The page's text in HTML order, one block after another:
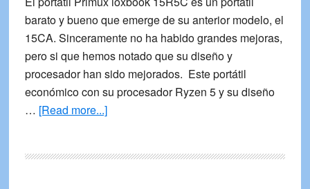
barato y bueno que emerge de su anterior modelo, el
15CA. Sinceramente no ha habido grandes mejoras,
pero si que hemos notado que su diseño y
procesador han sido mejorados. Este portátil
económico con su procesador Ryzen 5 y su diseño
… [Read more...]about
Primux